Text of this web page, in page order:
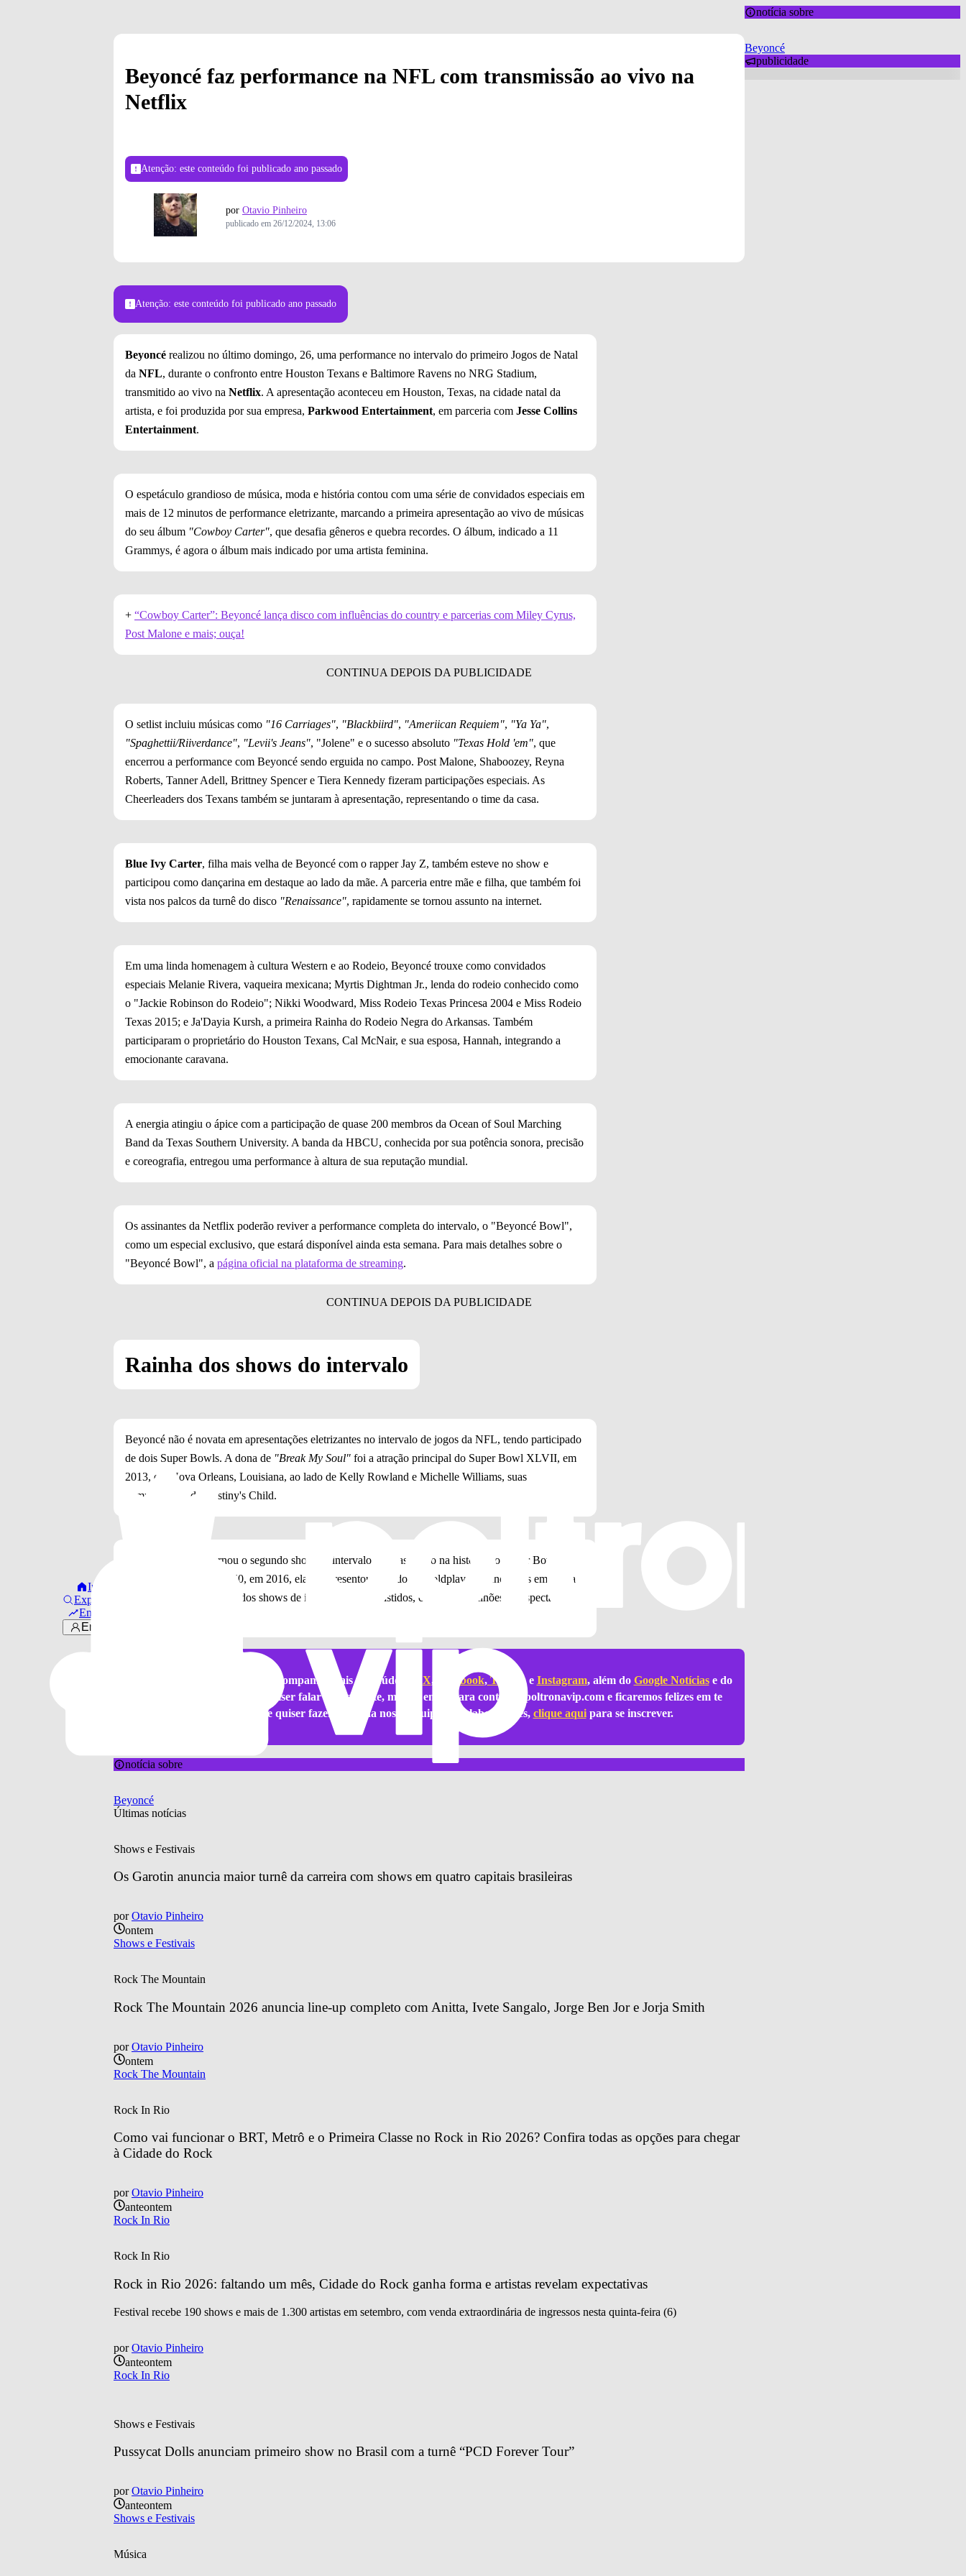
Início
Explorar
Em alta
Entrar
Beyoncé faz performance na NFL com transmissão ao vivo na
Netflix
Atenção: este conteúdo foi publicado ano passado
por Otavio Pinheiro
publicado em 26/12/2024, 13:06
Atenção: este conteúdo foi publicado ano passado
Beyoncé realizou no último domingo, 26, uma performance no intervalo do primeiro Jogos de Natal
da NFL, durante o confronto entre Houston Texans e Baltimore Ravens no NRG Stadium,
transmitido ao vivo na Netflix. A apresentação aconteceu em Houston, Texas, na cidade natal da
artista, e foi produzida por sua empresa, Parkwood Entertainment, em parceria com Jesse Collins
Entertainment.
O espetáculo grandioso de música, moda e história contou com uma série de convidados especiais em
mais de 12 minutos de performance eletrizante, marcando a primeira apresentação ao vivo de músicas
do seu álbum "Cowboy Carter", que desafia gêneros e quebra recordes. O álbum, indicado a 11
Grammys, é agora o álbum mais indicado por uma artista feminina.
+ “Cowboy Carter”: Beyoncé lança disco com influências do country e parcerias com Miley Cyrus,
Post Malone e mais; ouça!
O setlist incluiu músicas como "16 Carriages", "Blackbiird", "Ameriican Requiem", "Ya Ya",
"Spaghettii/Riiverdance", "Levii's Jeans", "Jolene" e o sucesso absoluto "Texas Hold 'em", que
encerrou a performance com Beyoncé sendo erguida no campo. Post Malone, Shaboozey, Reyna
Roberts, Tanner Adell, Brittney Spencer e Tiera Kennedy fizeram participações especiais. As
Cheerleaders dos Texans também se juntaram à apresentação, representando o time da casa.
Blue Ivy Carter, filha mais velha de Beyoncé com o rapper Jay Z, também esteve no show e
participou como dançarina em destaque ao lado da mãe. A parceria entre mãe e filha, que também foi
vista nos palcos da turnê do disco "Renaissance", rapidamente se tornou assunto na internet.
Em uma linda homenagem à cultura Western e ao Rodeio, Beyoncé trouxe como convidados
especiais Melanie Rivera, vaqueira mexicana; Myrtis Dightman Jr., lenda do rodeio conhecido como
o "Jackie Robinson do Rodeio"; Nikki Woodward, Miss Rodeio Texas Princesa 2004 e Miss Rodeio
Texas 2015; e Ja'Dayia Kursh, a primeira Rainha do Rodeio Negra do Arkansas. Também
participaram o proprietário do Houston Texans, Cal McNair, e sua esposa, Hannah, integrando a
emocionante caravana.
A energia atingiu o ápice com a participação de quase 200 membros da Ocean of Soul Marching
Band da Texas Southern University. A banda da HBCU, conhecida por sua potência sonora, precisão
e coreografia, entregou uma performance à altura de sua reputação mundial.
Os assinantes da Netflix poderão reviver a performance completa do intervalo, o "Beyoncé Bowl",
como um especial exclusivo, que estará disponível ainda esta semana. Para mais detalhes sobre o
"Beyoncé Bowl", a página oficial na plataforma de streaming.
Rainha dos shows do intervalo
Beyoncé não é novata em apresentações eletrizantes no intervalo de jogos da NFL, tendo participado
de dois Super Bowls. A dona de "Break My Soul" foi a atração principal do Super Bowl XLVII, em
2013, em Nova Orleans, Louisiana, ao lado de Kelly Rowland e Michelle Williams, suas
companheiras de Destiny's Child.
A apresentação se tornou o segundo show de intervalo mais assistido na história do Super Bowl na
época. No Super Bowl 50, em 2016, ela se apresentou ao lado de Coldplay e Bruno Mars em Santa
Clara, Califórnia, em um dos shows de intervalo mais assistidos, com 115,5 milhões de espectadores
Agradecemos pela sua visita! Acompanhe mais conteúdos no X, Facebook,TikToke Instagram, além do Google Notíciase do
. Se você quiser falar com a gente, mande email para contato@poltronavip.come ficaremos felizes em te
atender. Agora, se quiser fazer parte da nossa equipe de colaboradores, clique aquipara se inscrever.
notícia sobre
Beyoncé
Últimas notícias
Shows e Festivais
Os Garotin anuncia maior turnê da carreira com shows em quatro capitais brasileiras
por Otavio Pinheiro
ontem
Shows e Festivais
Rock The Mountain
Rock The Mountain 2026 anuncia line-up completo com Anitta, Ivete Sangalo, Jorge Ben Jor e Jorja Smith
por Otavio Pinheiro
ontem
Rock The Mountain
Rock In Rio
Como vai funcionar o BRT, Metrô e o Primeira Classe no Rock in Rio 2026? Confira todas as opções para chegar
à Cidade do Rock
por Otavio Pinheiro
anteontem
Rock In Rio
Rock In Rio
Rock in Rio 2026: faltando um mês, Cidade do Rock ganha forma e artistas revelam expectativas
Festival recebe 190 shows e mais de 1.300 artistas em setembro, com venda extraordinária de ingressos nesta quinta-feira (6)
por Otavio Pinheiro
anteontem
Rock In Rio
Shows e Festivais
Pussycat Dolls anunciam primeiro show no Brasil com a turnê “PCD Forever Tour”
por Otavio Pinheiro
anteontem
Shows e Festivais
Música
notícia sobre
Beyoncé
publicidade